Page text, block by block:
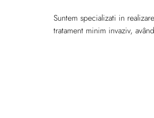
Suntem specializati in
tratament minim invaziv,